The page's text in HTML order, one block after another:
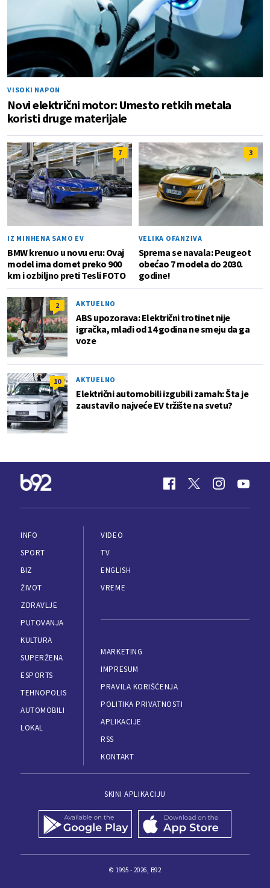
VISOKI NAPON
Novi električni motor: Umesto retkih metala
koristi druge materijale
7
IZ MINHENA SAMO EV
BMW krenuo u novu eru: Ovaj
model ima domet preko 900
km i ozbiljno preti Tesli FOTO
3
VELIKA OFANZIVA
Sprema se navala: Peugeot
obećao 7 modela do 2030.
godine!
2 AKTUELNO
ABS upozorava: Električni trotinet nije
igračka, mlađi od 14 godina ne smeju da ga
voze
10 AKTUELNO
Električni automobili izgubili zamah: Šta je
zaustavilo najveće EV tržište na svetu?
INFO
SPORT
BIZ
ŽIVOT
ZDRAVLJE
PUTOVANJA
KULTURA
SUPERŽENA
ESPORTS
TEHNOPOLIS
AUTOMOBILI
LOKAL
VIDEO
TV
ENGLISH
VREME
MARKETING
IMPRESUM
PRAVILA KORIŠĆENJA
POLITIKA PRIVATNOSTI
APLIKACIJE
RSS
KONTAKT
SKINI APLIKACIJU
© 1995 - 2026, B92